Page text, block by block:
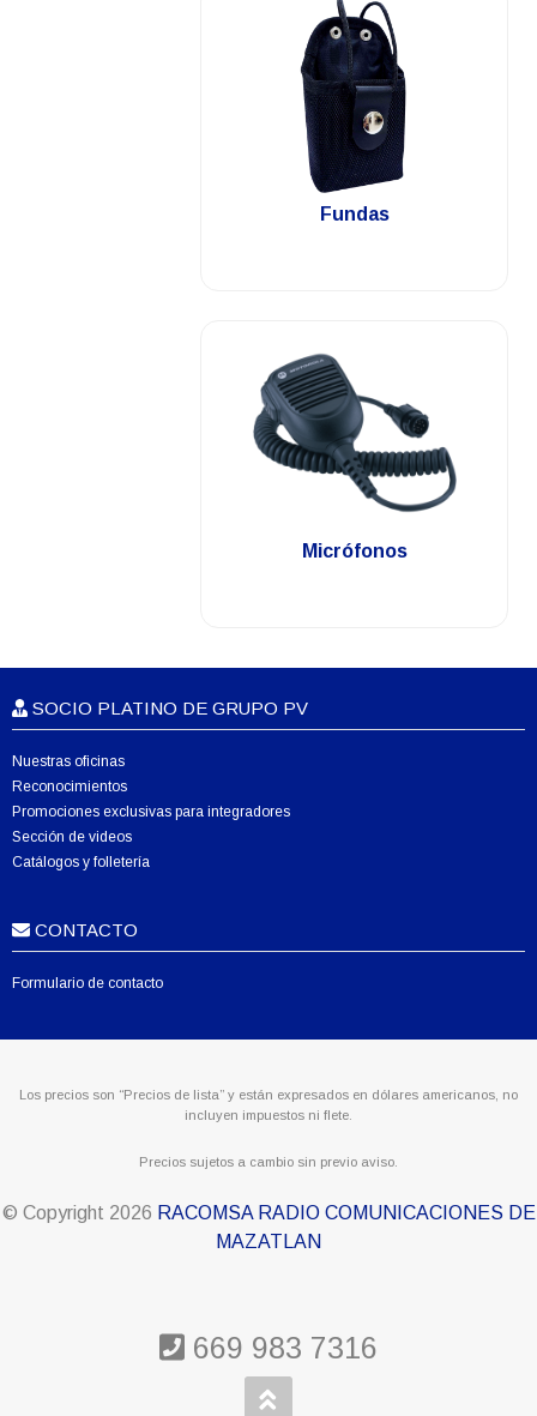
.
Fundas
Micrófonos
SOCIO PLATINO DE GRUPO PV
Nuestras oficinas
Reconocimientos
Promociones exclusivas para integradores
Sección de videos
Catálogos y folletería
CONTACTO
Formulario de contacto
Los precios son “Precios de lista” y están expresados en dólares americanos, no
incluyen impuestos ni flete.
Precios sujetos a cambio sin previo aviso.
© Copyright 2026 RACOMSA RADIO COMUNICACIONES DE
MAZATLAN
669 983 7316